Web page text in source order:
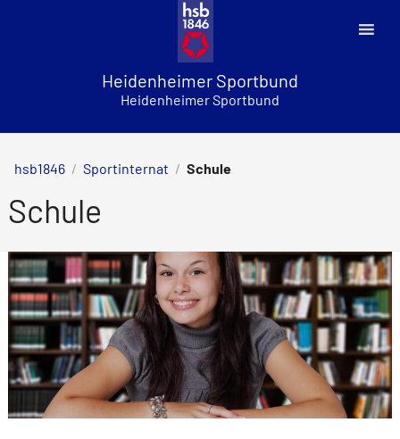
Heidenheimer Sportbund
Heidenheimer Sportbund
hsb1846 / Sportinternat / Schule
Schule